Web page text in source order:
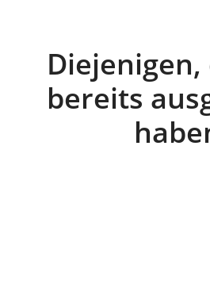
bereits